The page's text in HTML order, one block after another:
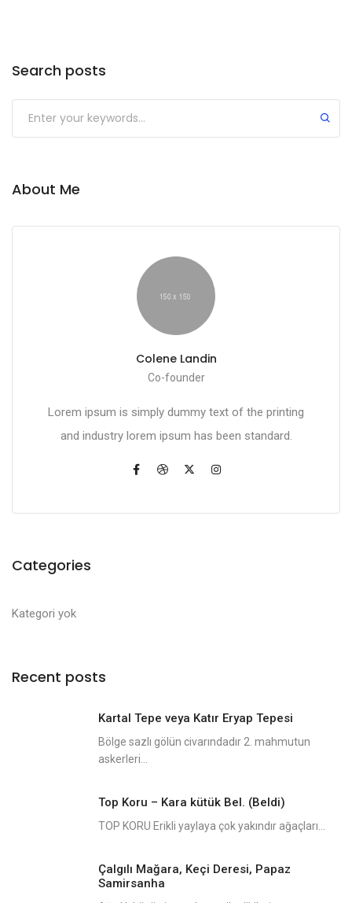
Search posts
About Me
Colene Landin
Co-founder
Lorem ipsum is simply dummy text of the printing
and industry lorem ipsum has been standard.
Categories
Kategori yok
Recent posts
Kartal Tepe veya Katır Eryap Tepesi
Bölge sazlı gölün civarındadır 2. mahmutun
askerleri...
Top Koru – Kara kütük Bel. (Beldi)
TOP KORU Erikli yaylaya çok yakındır ağaçları...
Çalgılı Mağara, Keçi Deresi, Papaz
Samirsanha